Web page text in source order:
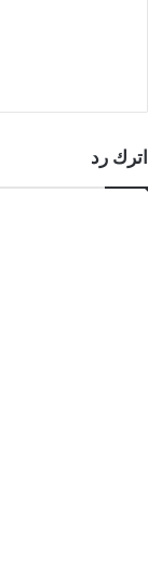
اترك رد